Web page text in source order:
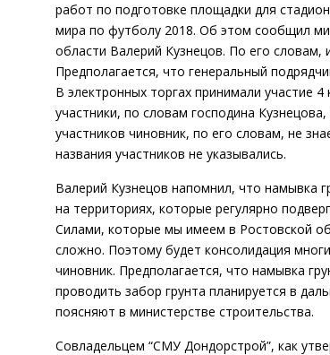
работ по подготовке площадки для
мира по футболу 2018. Об этом сообщил
области Валерий Кузнецов. По его словам,
Предполагается, что генеральный
В электронных торгах принимали участие
участники, по словам господина
участников чиновник, по его словам, не
названия участников не указывались.
Валерий Кузнецов напомнил, что намывка
на территориях, которые регулярно
Силами, которые мы имеем в Ростовской
сложно. Поэтому будет консолидация
чиновник. Предполагается, что намывка
проводить забор грунта планируется в
поясняют в министерстве строительства.
Совладельцем “СМУ Дондорстрой”, как